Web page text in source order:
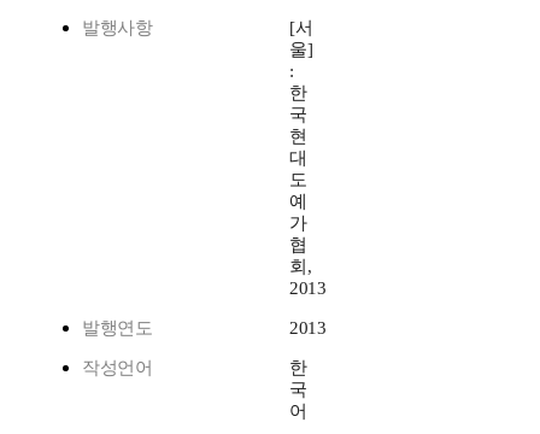
발행사항
[서
울]
:
한
국
현
대
도
예
가
협
회,
2013
발행연도 2013
작성언어
한
국
어